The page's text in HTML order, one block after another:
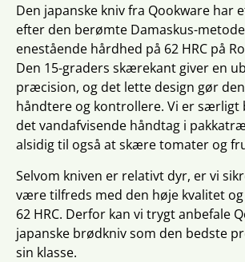
Den japanske kniv fra Qookware har
efter den berømte Damaskus-
enestående hårdhed på 62 HRC på
Den 15-graders skærekant giver en
præcision, og det lette design gør
håndtere og kontrollere. Vi er særligt
det vandafvisende håndtag i
alsidig til også at skære tomater og
Selvom kniven er relativt dyr, er vi
være tilfreds med den høje kvalitet
62 HRC. Derfor kan vi trygt anbefale
japanske brødkniv som den bedste
sin klasse.